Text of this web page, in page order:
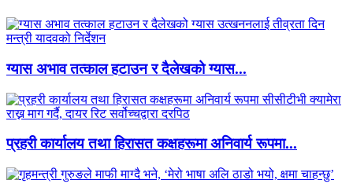
ग्यास अभाव तत्काल हटाउन र दैलेखको ग्यास...
प्रहरी कार्यालय तथा हिरासत कक्षहरूमा अनिवार्य रूपमा...